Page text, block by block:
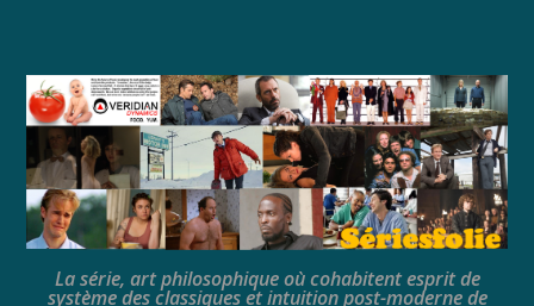
La série, art philosophique où cohabitent esprit de
système des classiques et intuition post-moderne de